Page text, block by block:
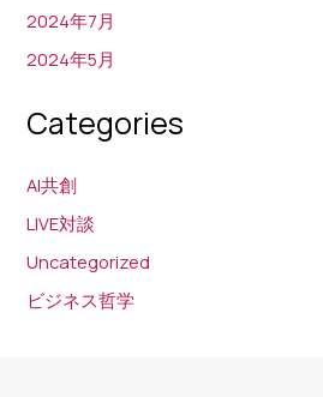
2024年7月
2024年5月
Categories
AI共創
LIVE対談
Uncategorized
ビジネス哲学